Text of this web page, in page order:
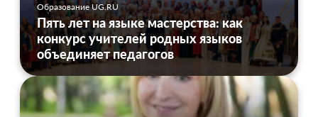
Образование UG.RU
Пять лет на языке мастерства: как
конкурс учителей родных языков
объединяет педагогов